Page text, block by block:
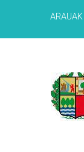
ARAUAK